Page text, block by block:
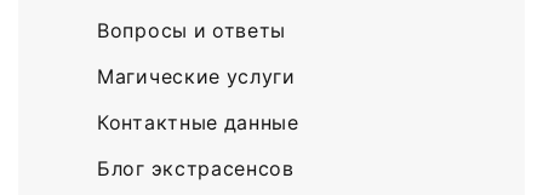
Вопросы и ответы
Магические услуги
Контактные данные
Блог экстрасенсов